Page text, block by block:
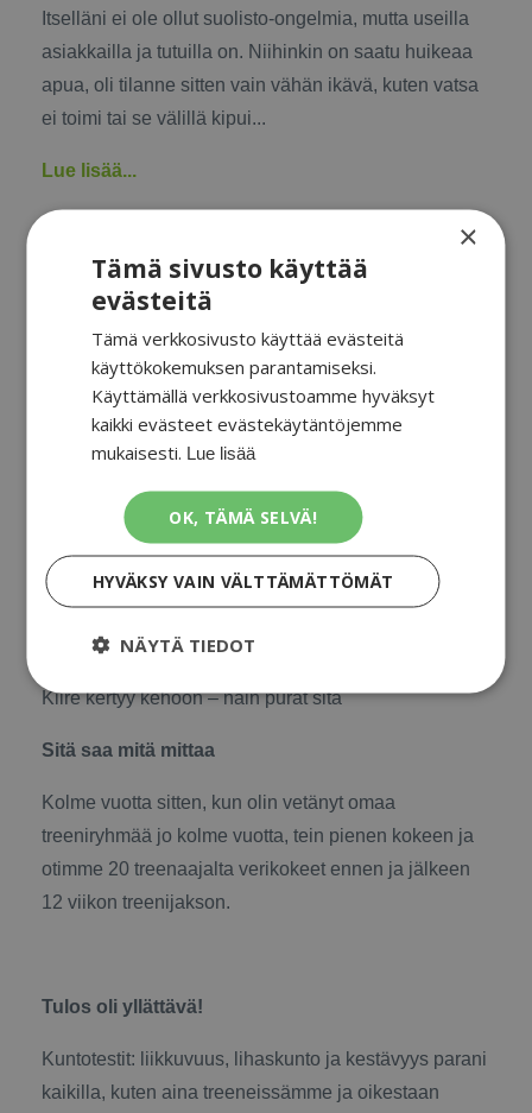
Itselläni ei ole ollut suolisto-ongelmia, mutta useilla
asiakkailla ja tutuilla on. Niihinkin on saatu huikeaa
apua, oli tilanne sitten vain vähän ikävä, kuten vatsa
ei toimi tai se välillä kipui...
Lue lisää...
Kiire ja stressi kertyy
kehoon – Mitä tehdä?
Stressi Stressinhallinta Jan 04, 2021
Kiire kertyy kehoon – näin purat sitä
Sitä saa mitä mittaa
Kolme vuotta sitten, kun olin vetänyt omaa
treeniryhmää jo kolme vuotta, tein pienen kokeen ja
otimme 20 treenaajalta verikokeet ennen ja jälkeen
12 viikon treenijakson.
Tulos oli yllättävä!
Kuntotestit: liikkuvuus, lihaskunto ja kestävyys parani
kaikilla, kuten aina treeneissämme ja oikestaan
×
Tämä sivusto käyttää
evästeitä
Tämä verkkosivusto käyttää evästeitä
käyttökokemuksen parantamiseksi.
Käyttämällä verkkosivustoamme hyväksyt
kaikki evästeet evästekäytäntöjemme
mukaisesti. Lue lisää
OK, TÄMÄ SELVÄ!
HYVÄKSY VAIN VÄLTTÄMÄTTÖMÄT
NÄYTÄ TIEDOT